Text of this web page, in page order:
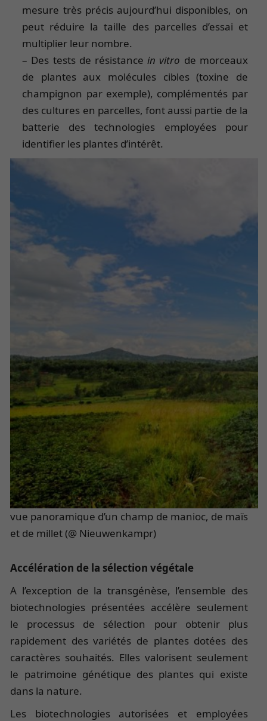
mesure très précis aujourd’hui disponibles, on
peut réduire la taille des parcelles d’essai et
multiplier leur nombre.
– Des tests de résistancein vitro de morceaux
de plantes aux molécules cibles (toxine de
champignon par exemple), complémentés par
des cultures en parcelles, font aussi partie de la
batterie des technologies employées pour
identifier les plantes d’intérêt.
vue panoramique d’un champ de manioc, de maïs
et de millet (@ Nieuwenkampr)
Accélération de la sélection végétale
A l’exception de la transgénèse, l’ensemble des
biotechnologies présentées accélère seulement
le processus de sélection pour obtenir plus
rapidement des variétés de plantes dotées des
caractères souhaités. Elles valorisent seulement
le patrimoine génétique des plantes qui existe
dans la nature.
Les biotechnologies autorisées et employées